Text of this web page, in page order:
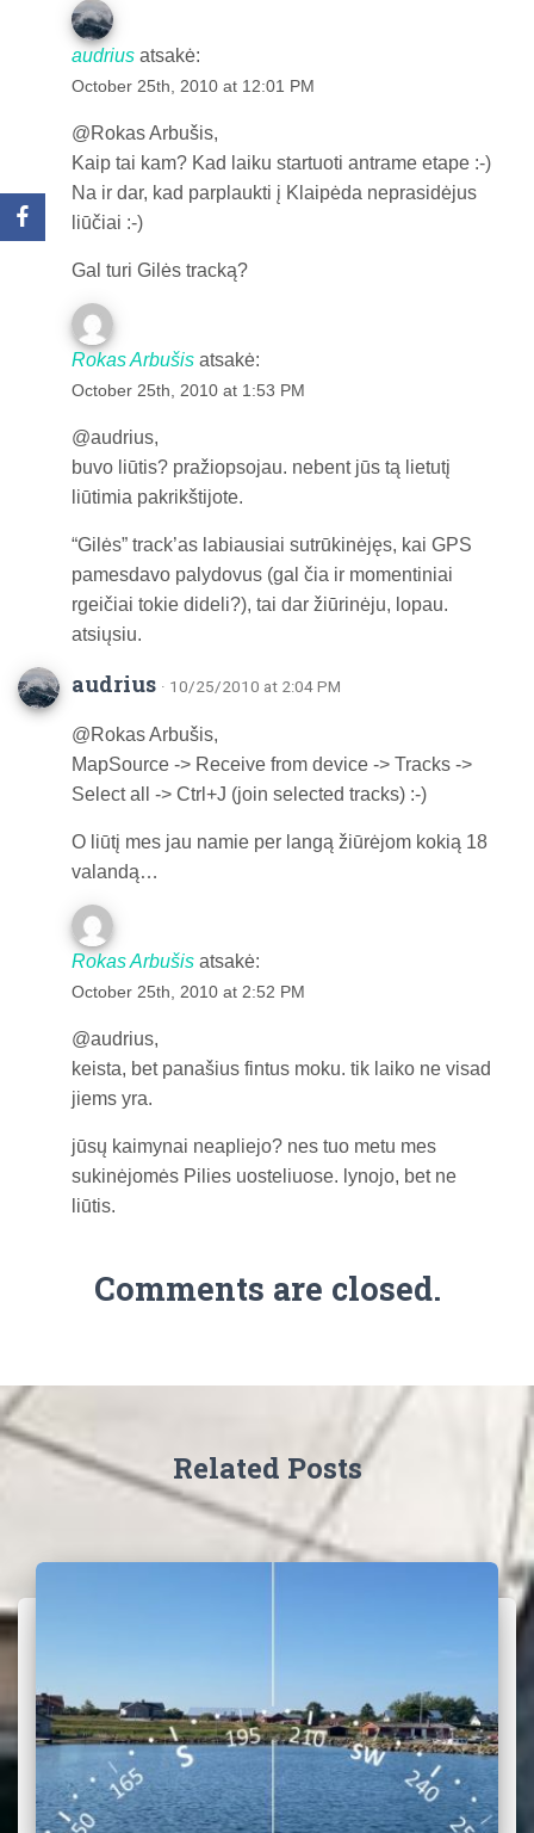
audrius atsakė:
October 25th, 2010 at 12:01 PM
@Rokas Arbušis,
Kaip tai kam? Kad laiku startuoti antrame etape :-)
Na ir dar, kad parplaukti į Klaipėda neprasidėjus
liūčiai :-)
Gal turi Gilės tracką?
Rokas Arbušis atsakė:
October 25th, 2010 at 1:53 PM
@audrius,
buvo liūtis? pražiopsojau. nebent jūs tą lietutį
liūtimia pakrikštijote.
“Gilės” track’as labiausiai sutrūkinėjęs, kai GPS
pamesdavo palydovus (gal čia ir momentiniai
rgeičiai tokie dideli?), tai dar žiūrinėju, lopau.
atsiųsiu.
audrius · 10/25/2010 at 2:04 PM
@Rokas Arbušis,
MapSource -> Receive from device -> Tracks ->
Select all -> Ctrl+J (join selected tracks) :-)
O liūtį mes jau namie per langą žiūrėjom kokią 18
valandą…
Rokas Arbušis atsakė:
October 25th, 2010 at 2:52 PM
@audrius,
keista, bet panašius fintus moku. tik laiko ne visad
jiems yra.
jūsų kaimynai neapliejo? nes tuo metu mes
sukinėjomės Pilies uosteliuose. lynojo, bet ne
liūtis.
Comments are closed.
Related Posts